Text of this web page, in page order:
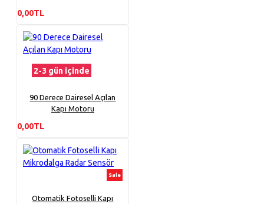
0,00TL
2-3 gün içinde
90 Derece Dairesel Açılan
Kapı Motoru
0,00TL
Sale
Otomatik Fotoselli Kapı